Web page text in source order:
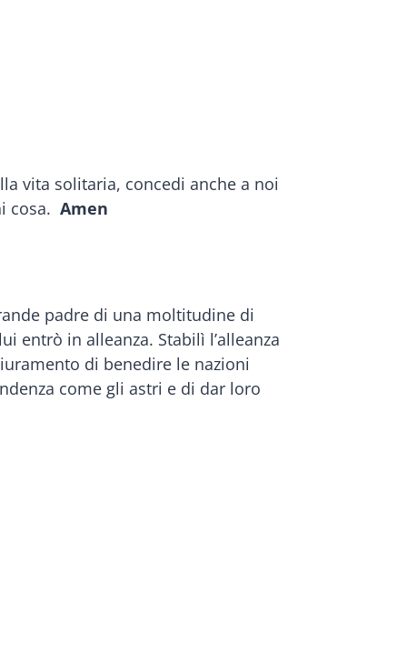
vita solitaria, concedi anche a noi
cosa. Amen
padre di una moltitudine di
entrò in alleanza. Stabilì l’alleanza
di benedire le nazioni
come gli astri e di dar loro